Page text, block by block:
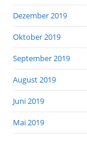
Dezember 2019
Oktober 2019
September 2019
August 2019
Juni 2019
Mai 2019